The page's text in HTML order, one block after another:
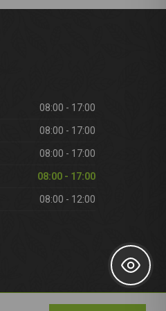
08:00 - 17:00
08:00 - 17:00
08:00 - 17:00
08:00 - 17:00
08:00 - 12:00